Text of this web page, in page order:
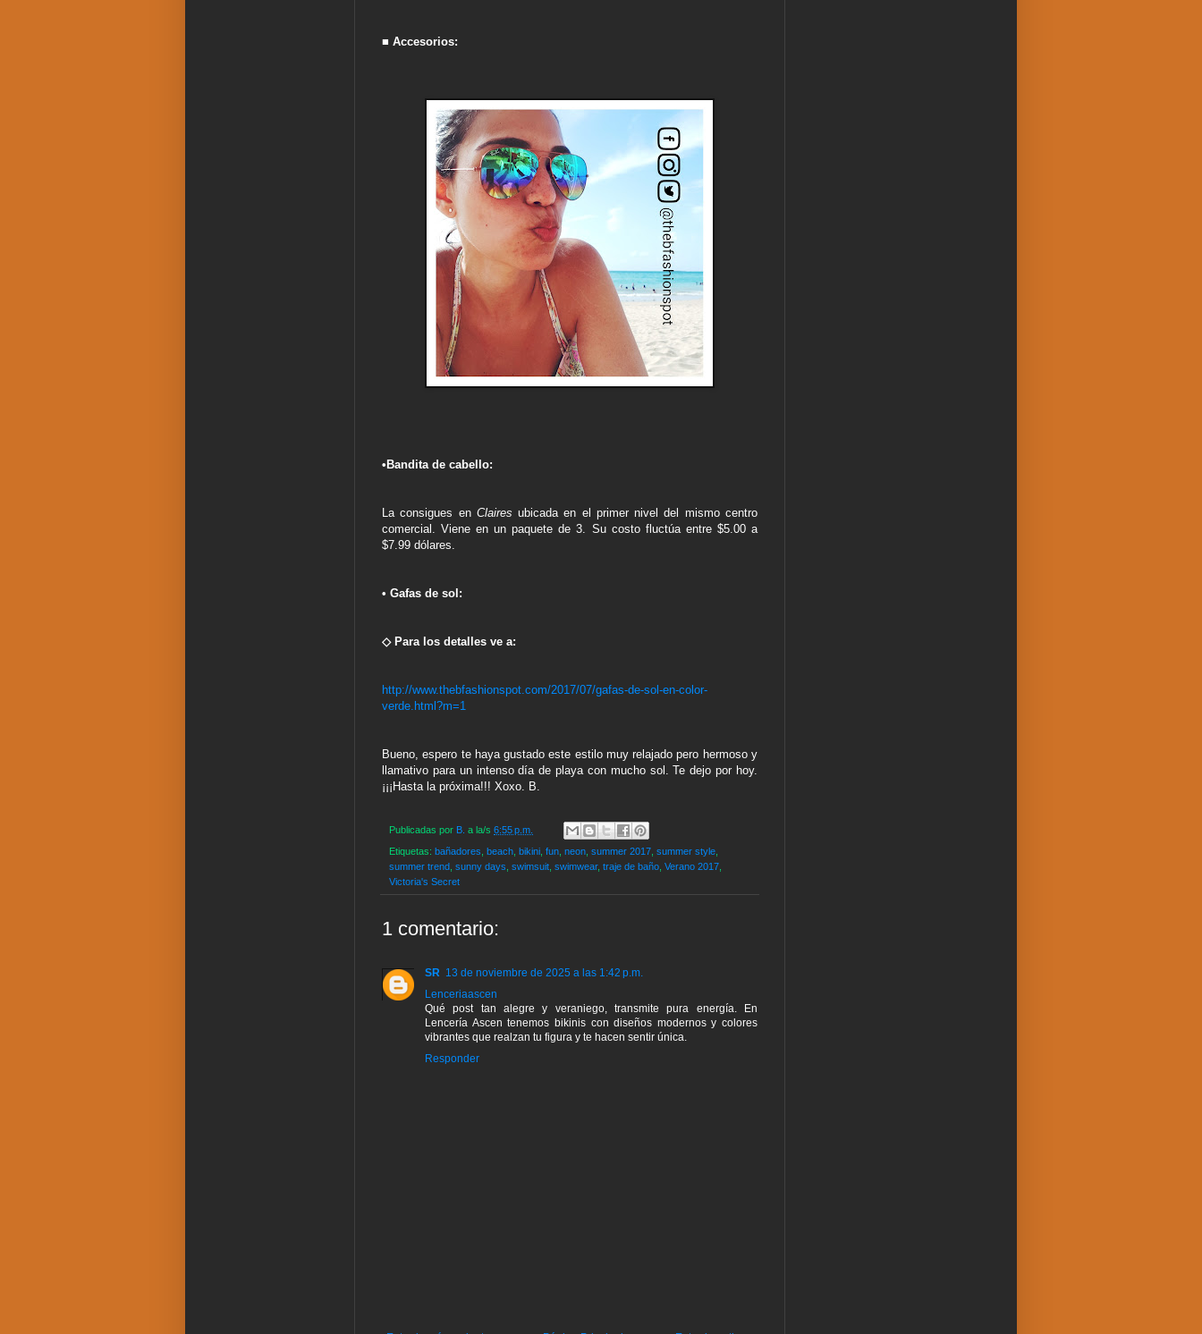
■ Accesorios:
•Bandita de cabello:
La consigues en Claires ubicada en el primer nivel del mismo centro
comercial. Viene en un paquete de 3. Su costo fluctúa entre $5.00 a
$7.99 dólares.
• Gafas de sol:
◇ Para los detalles ve a:
http://www.thebfashionspot.com/2017/07/gafas-de-sol-en-color-
verde.html?m=1
Bueno, espero te haya gustado este estilo muy relajado pero hermoso y
llamativo para un intenso día de playa con mucho sol. Te dejo por hoy.
¡¡¡Hasta la próxima!!! Xoxo. B.
Publicadas por B. a la/s 6:55 p.m.
Etiquetas: bañadores, beach, bikini, fun, neon, summer 2017, summer style,
summer trend, sunny days, swimsuit, swimwear, traje de baño, Verano 2017,
Victoria's Secret
1 comentario:
SR 13 de noviembre de 2025 a las 1:42 p.m.
Lenceriaascen
Qué post tan alegre y veraniego, transmite pura energía. En
Lencería Ascen tenemos bikinis con diseños modernos y colores
vibrantes que realzan tu figura y te hacen sentir única.
Responder